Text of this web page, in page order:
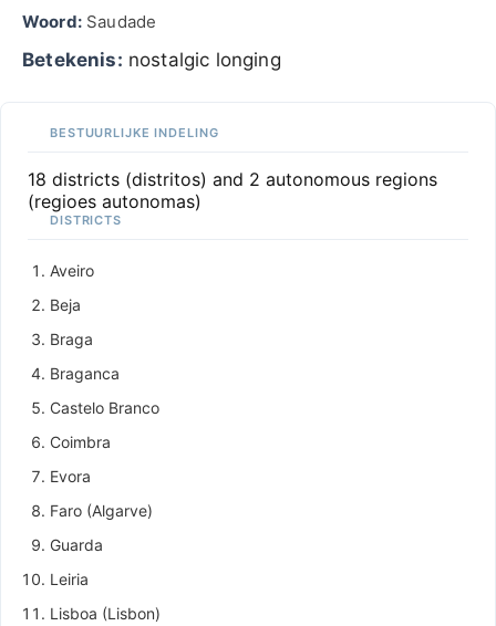
Woord:Saudade
Betekenis: nostalgic longing
BESTUURLIJKE INDELING
18 districts (distritos) and 2 autonomous regions
(regioes autonomas)
DISTRICTS
Aveiro
Beja
Braga
Braganca
Castelo Branco
Coimbra
Evora
Faro (Algarve)
Guarda
Leiria
Lisboa (Lisbon)